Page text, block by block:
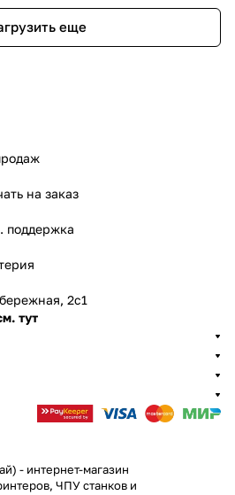
еще
на заказ
поддержка
2с1
тут
- интернет-магазин
ЧПУ станков и